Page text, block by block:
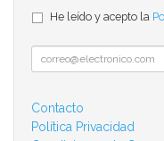
He leído y acepto la
Contacto
Política Privacidad